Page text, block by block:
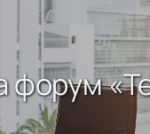
форум